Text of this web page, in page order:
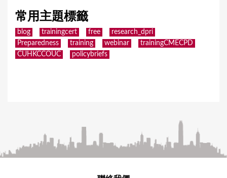
常用主題標籤
blog trainingcert free
research_dpri
Preparedness
training webinar
trainingCMECPD
CUHKCCOUC
policybriefs